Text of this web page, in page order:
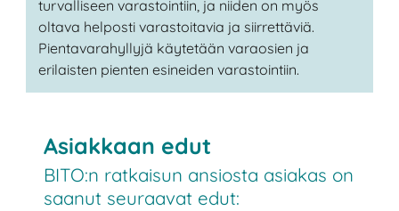
turvalliseen varastointiin, ja niiden on myös
oltava helposti varastoitavia ja siirrettäviä.
Pientavarahyllyjä käytetään varaosien ja
erilaisten pienten esineiden varastointiin.
Asiakkaan edut
BITO:n ratkaisun ansiosta asiakas on
saanut seuraavat edut: